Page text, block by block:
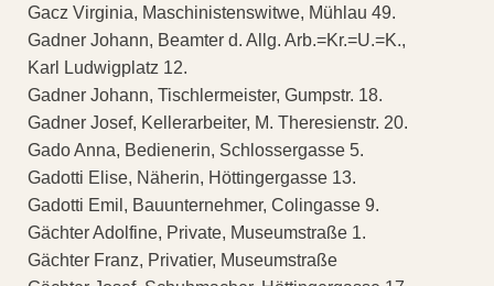
Gacz Virginia, Maschinistenswitwe, Mühlau 49.
Gadner Johann, Beamter d. Allg. Arb.=Kr.=U.=K.,
Karl Ludwigplatz 12.
Gadner Johann, Tischlermeister, Gumpstr. 18.
Gadner Josef, Kellerarbeiter, M. Theresienstr. 20.
Gado Anna, Bedienerin, Schlossergasse 5.
Gadotti Elise, Näherin, Höttingergasse 13.
Gadotti Emil, Bauunternehmer, Colingasse 9.
Gächter Adolfine, Private, Museumstraße 1.
Gächter Franz, Privatier, Museumstraße